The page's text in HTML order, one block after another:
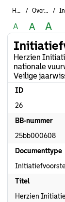
Home Overzichten
A A A
Herzien
nationale
Veilige
ID
26
BB-nummer
25bb000608
Documenttype
Titel
Herzien